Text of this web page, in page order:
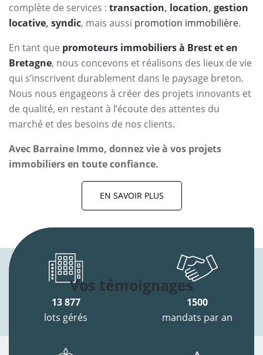
complète de services : transaction, location, gestion
locative, syndic, mais aussi promotion immobilière.
En tant que promoteurs immobiliers à Brest et en
Bretagne, nous concevons et réalisons des lieux de vie
qui s’inscrivent durablement dans le paysage breton.
Nous nous engageons à créer des projets innovants et
de qualité, en restant à l’écoute des attentes du
marché et des besoins de nos clients.
Avec Barraine Immo, donnez vie à vos projets
immobiliers en toute confiance.
EN SAVOIR PLUS
Vos témoignages
13 877
lots gérés
1500
mandats par an